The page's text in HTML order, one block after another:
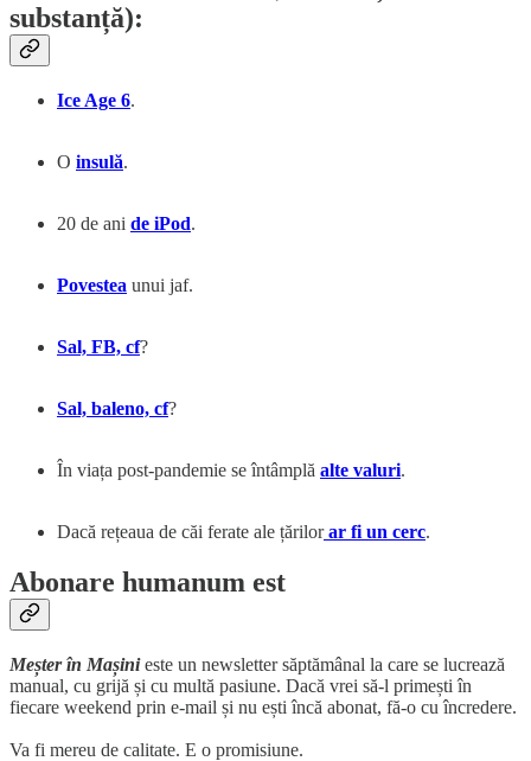
substanță):
Ice Age 6.
O insulă.
20 de ani de iPod.
Povestea unui jaf.
Sal, FB, cf?
Sal, baleno, cf?
În viața post-pandemie se întâmplă alte valuri.
Dacă rețeaua de căi ferate ale țărilorar fi un cerc.
Abonare humanum est
Meșter în Mașinieste un newsletter săptămânal la care se lucrează
manual, cu grijă și cu multă pasiune. Dacă vrei să-l primești în
fiecare weekend prin e-mail și nu ești încă abonat, fă-o cu încredere.
Va fi mereu de calitate. E o promisiune.